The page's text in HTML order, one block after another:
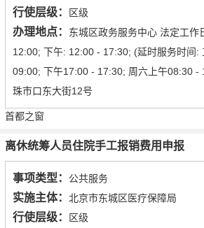
行使层级： 区级
办理地点： 东城区政务服务中心 法定工作
12:00; 下午: 12:00 - 17:30; (延时服务时间:
09:00; 下午17:00 - 17:30; 周六上午08:30 -
珠市口东大街12号
首都之窗
离休统筹人员住院手工报销费用申报
事项类型： 公共服务
实施主体： 北京市东城区医疗保障局
行使层级： 区级